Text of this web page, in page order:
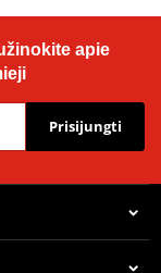
apie
Prisijungti